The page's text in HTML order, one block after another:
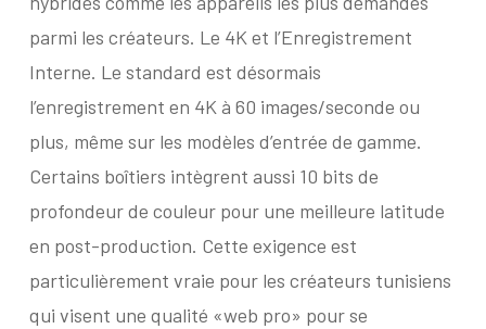
parmi les créateurs. Le 4K et l’Enregistrement
Interne. Le standard est désormais
l’enregistrement en 4K à 60 images/seconde ou
plus, même sur les modèles d’entrée de gamme.
Certains boîtiers intègrent aussi 10 bits de
profondeur de couleur pour une meilleure latitude
en post-production. Cette exigence est
particulièrement vraie pour les créateurs tunisiens
qui visent une qualité «web pro» pour se